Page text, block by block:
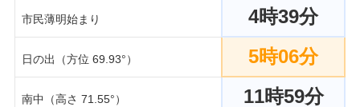
市民薄明始まり 4時39分
日の出（方位 69.93°） 5時06分
南中（高さ 71.55°） 11時59分